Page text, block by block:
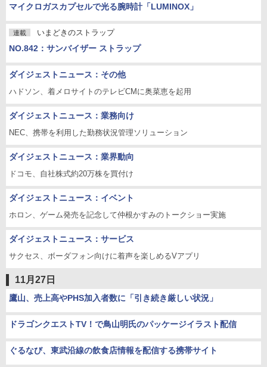
マイクロガスカプセルで光る腕時計「LUMINOX」
連載 いまどきのストラップ
NO.842：サンバイザー ストラップ
ダイジェストニュース：その他
ハドソン、着メロサイトのテレビCMに奥菜恵を起用
ダイジェストニュース：業務向け
NEC、携帯を利用した勤務状況管理ソリューション
ダイジェストニュース：業界動向
ドコモ、自社株式約20万株を買付け
ダイジェストニュース：イベント
ホロン、ゲーム発売を記念して仲根かすみのトークショー実施
ダイジェストニュース：サービス
サクセス、ボーダフォン向けに着声を楽しめるVアプリ
11月27日
鷹山、売上高やPHS加入者数に「引き続き厳しい状況」
ドラゴンクエストTV！で鳥山明氏のパッケージイラスト配信
ぐるなび、東武沿線の飲食店情報を配信する携帯サイト